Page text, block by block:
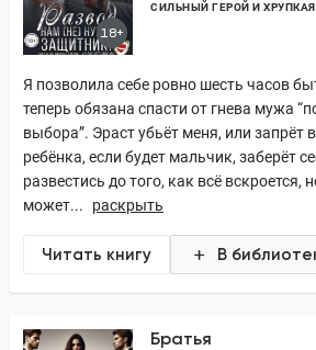
18+
СИЛЬНЫЙ ГЕРОЙ И
Я позволила себе ровно шесть часов
теперь обязана спасти от гнева мужа
выбора”. Эраст убьёт меня, или запрёт
ребёнка, если будет мальчик, заберёт
развестись до того, как всё вскроется,
может...
раскрыть
Читать книгу В
Братья